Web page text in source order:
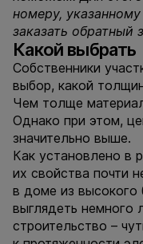
номеру,
заказать обратный
Какой выбрать
Собственники
выбор, какой
Чем толще
Однако при этом,
значительно выше.
Как установлено в
их свойства почти
в доме из
выглядеть немного
строительство –